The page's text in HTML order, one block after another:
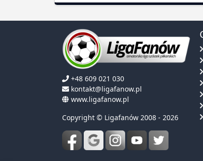
+48 609 021 030
kontakt@ligafanow.pl
www.ligafanow.pl
Copyright © Ligafanów 2008 - 2026